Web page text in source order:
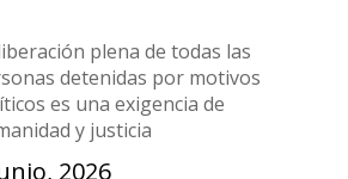
plena de todas las
detenidas por motivos
es una exigencia de
y justicia
2026